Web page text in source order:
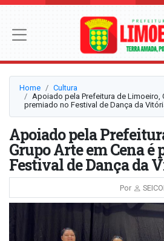
Home
Cultura
Apoiado pela Prefeitura de Limoeiro,
premiado no Festival de Dança da
Apoiado pela
Grupo Arte em Cena é
Festival de Dança da
Por